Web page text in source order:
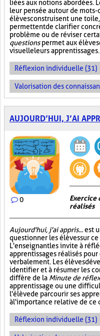
liées aux notions abordées.
leur pensée autour de
élèves construisent une
permettent de clarifier
problème ou de réviser
questionspermet aux élèves
visuelle leurs apprentissages.
Réflexion individuelle (31)
Valorisation des
AUJOURD’HUI, J’AI
0
Exercice
réalisés
Aujourd'hui, j'ai appris...est
questionner les élèves sur
L'enseignant les invite à
apprentissages réalisés
verbalement. Les élèves
identifier et à résumer les
diffère de la Minute de
apprentissage ou une
l'élève de parcourir ses
à l'importance relative de ce
Réflexion individuelle (31)